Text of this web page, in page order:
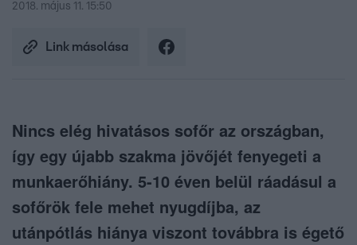
2018. május 11. 15:50
Link másolása
Nincs elég hivatásos sofőr az országban,
így egy újabb szakma jövőjét fenyegeti a
munkaerőhiány. 5-10 éven belül ráadásul a
sofőrök fele mehet nyugdíjba, az
utánpótlás hiánya viszont továbbra is égető